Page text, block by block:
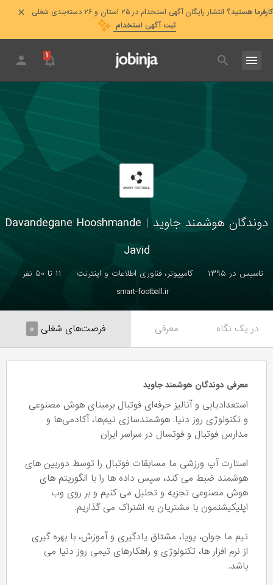
کارفرما هستید؟ انتشار رایگان آگهی استخدام در ۲۵ استان و ۲۶ دسته‌بندی شغلی
ثبت آگهی استخدام
۱
دوندگان هوشمند جاوید |
Davandegane Hooshmande
Javid
تاسیس در ۱۳۹۵ کامپیوتر، فناوری اطلاعات و اینترنت
۱۱ تا ۵۰ نفر
smart-football.ir
در یک نگاه معرفی فرصت‌های شغلی ۰
معرفی دوندگان هوشمند جاوید
استعدادیابی و آنالیز حرفه‌ای فوتبال برمبنای هوش مصنوعی
و تکنولوژی روز دنیا. هوشمندسازی تیم‌ها، آکادمی‌ها و
مدارس فوتبال و فوتسال در سراسر ایران
استارت آپ ورزشی ما مسابقات فوتبال را توسط دوربین های
هوشمند ضبط می کند، سپس داده ها را با الگوریتم های
هوش مصنوعی تجزیه و تحلیل می کنیم و بر روی وب
اپلیکیشنمون با مشتریان به اشتراک می گذاریم.
تیم ما جوان، پویا، مشتاق یادگیری و آموزش، با بهره گیری
از نرم افزار ها، تکنولوژی و راهکارهای تیمی روز دنیا می
باشد.